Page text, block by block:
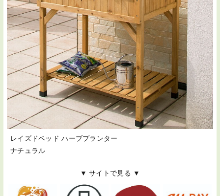
レイズドベッド ハーブプランター
ナチュラル
▼ サイトで見る ▼